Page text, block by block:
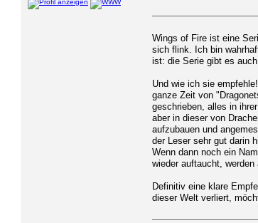
Wings of Fire ist eine
sich flink. Ich bin
ist: die Serie gibt es
Und wie ich sie
ganze Zeit von
geschrieben, alles in
aber in dieser von
aufzubauen und
der Leser sehr gut darin
Wenn dann noch ein
wieder auftaucht,
Definitiv eine klare
dieser Welt verliert,